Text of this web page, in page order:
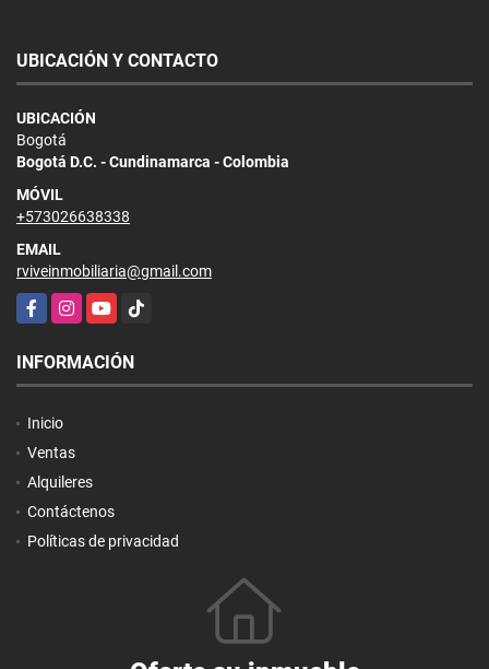
UBICACIÓN Y CONTACTO
UBICACIÓN
Bogotá
Bogotá D.C. - Cundinamarca - Colombia
MÓVIL
+573026638338
EMAIL
rviveinmobiliaria@gmail.com
FacebookInstagramYouTubeTikTok
INFORMACIÓN
Inicio
Ventas
Alquileres
Contáctenos
Políticas de privacidad